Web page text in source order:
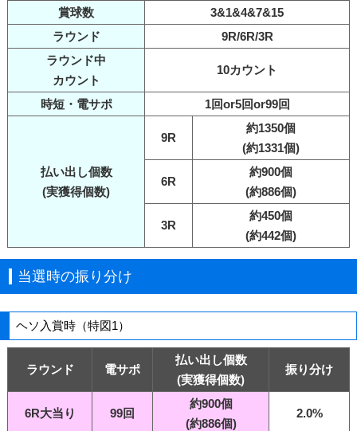
賞球数
3&1&4&7&15
ラウンド
9R/6R/3R
ラウンド中
カウント
10カウント
時短・電サポ 1回or5回or99回
払い出し個数
(実獲得個数)
9R
約1350個
(約1331個)
6R
約900個
(約886個)
3R
約450個
(約442個)
当選時の振り分け
ヘソ入賞時（特図1）
ラウンド 電サポ
払い出し個数
(実獲得個数)
振り分け
6R大当り 99回
約900個
(約886個)
2.0%